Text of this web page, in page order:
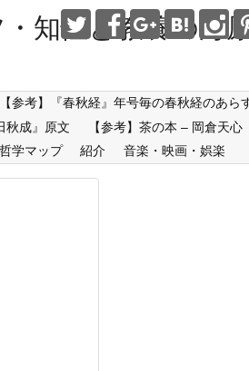
知性と教養の海
【参考】『春秋経』年号毎の春秋経のあら
秋成』原文
【参考】茶の本 – 岡倉天心
学マップ 紹介 音楽・映画・娯楽